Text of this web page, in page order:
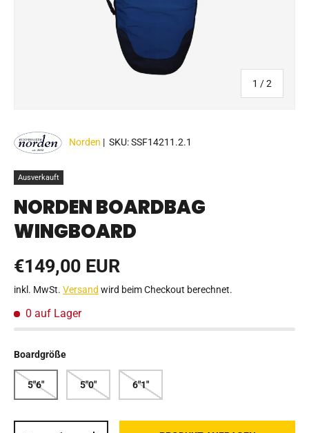
1 /von
2
Norden | SKU:SSF14211.2.1
Ausverkauft
NORDEN BOARDBAG
WINGBOARD
Normaler Preis
€149,00 EUR
inkl. MwSt. Versand wird beim Checkout berechnet.
0 auf Lager
Boardgröße
5"6" 5"0" 6"1"